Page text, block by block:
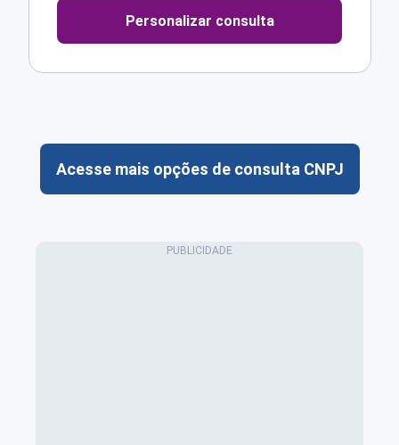
Personalizar consulta
Acesse mais opções de consulta CNPJ